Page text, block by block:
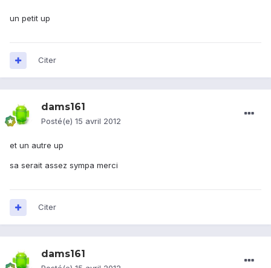
un petit up
Citer
dams161
Posté(e) 15 avril 2012
et un autre up
sa serait assez sympa merci
Citer
dams161